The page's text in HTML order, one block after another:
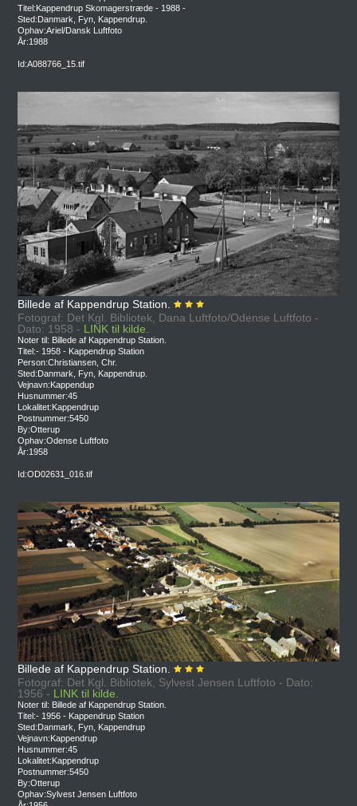
Titel:Kappendrup Skomagerstræde - 1988 -
Sted:Danmark, Fyn, Kappendrup.
Ophav:Ariel/Dansk Luftfoto
År:1988
Id:A088766_15.tif
Billede af Kappendrup Station.
Fotograf: Det Kgl. Bibliotek, Dana Luftfoto/Odense Luftfoto -
Dato: 1958 - LINK til kilde.
Noter til: Billede af Kappendrup Station.
Titel:- 1958 - Kappendrup Station
Person:Christiansen, Chr.
Sted:Danmark, Fyn, Kappendrup.
Vejnavn:Kappendup
Husnummer:45
Lokalitet:Kappendrup
Postnummer:5450
By:Otterup
Ophav:Odense Luftfoto
År:1958
Id:OD02631_016.tif
Billede af Kappendrup Station.
Fotograf: Det Kgl. Bibliotek, Sylvest Jensen Luftfoto - Dato:
1956 - LINK til kilde.
Noter til: Billede af Kappendrup Station.
Titel:- 1956 - Kappendrup Station
Sted:Danmark, Fyn, Kappendrup
Vejnavn:Kappendrup
Husnummer:45
Lokalitet:Kappendrup
Postnummer:5450
By:Otterup
Ophav:Sylvest Jensen Luftfoto